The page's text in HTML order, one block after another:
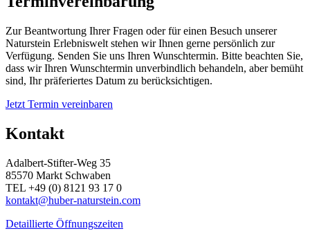
Zur Beantwortung Ihrer Fragen oder für einen Besuch unserer
Naturstein Erlebniswelt stehen wir Ihnen gerne persönlich zur
Verfügung. Senden Sie uns Ihren Wunschtermin. Bitte beachten Sie,
dass wir Ihren Wunschtermin unverbindlich behandeln, aber bemüht
sind, Ihr präferiertes Datum zu berücksichtigen.
Jetzt Termin vereinbaren
Kontakt
Adalbert-Stifter-Weg 35
85570 Markt Schwaben
TEL +49 (0) 8121 93 17 0
kontakt@huber-naturstein.com
Detaillierte Öffnungszeiten